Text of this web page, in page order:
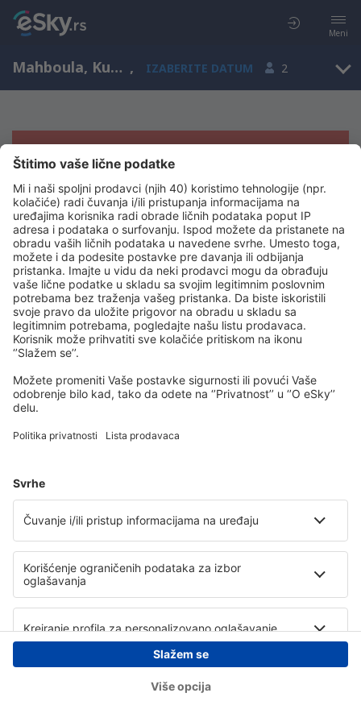
Meni
Mahboula, Kuvajt , IZABERITE DATUM 2
Žao nam je, ne možemo da prikažemo
rezultate
Pokušajte još jednom kad izaberete druge kriterijume
Copyright © eSky.rs. Sva prava zadržana.